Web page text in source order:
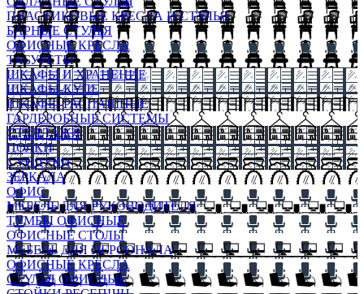
ПЛАСТИКОВЫЕ КРЕСЛА И СТУЛЬЯ
БАРНЫЕ СТУЛЬЯ
ОФИСНЫЕ КРЕСЛА
ТАБУРЕТЫ
ШКАФЫ И ХРАНЕНИЕ
ШКАФЫ-КУПЕ
ШКАФЫ-РАСПАШНЫЕ
ГАРДЕРОБНЫЕ СИСТЕМЫ
СТЕЛЛАЖИ
ПОЛКИ
СУНДУКИ
ЗЕРКАЛА
ОФИС
МЕБЕЛЬ ДЛЯ РУКОВОДИТЕЛЯ
ТУМБЫ ОФИСНЫЕ
ОФИСНЫЕ СТОЛЫ
МЕБЕЛЬ ДЛЯ ПЕРСОНАЛА
ОФИСНЫЕ КРЕСЛА
СТУЛЬЯ ОФИСНЫЕ